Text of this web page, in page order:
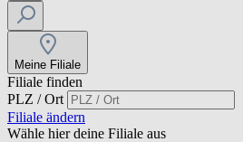
Meine Filiale
Filiale finden
PLZ / Ort
Filiale ändern
Wähle hier deine Filiale aus